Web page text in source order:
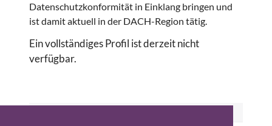
Datenschutzkonformität in Einklang bringen und
ist damit aktuell in der DACH-Region tätig.
Ein vollständiges Profil ist derzeit nicht
verfügbar.